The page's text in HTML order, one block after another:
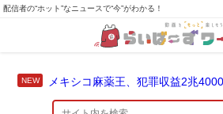
配信者の“ホット”なニュースで“今”がわかる！